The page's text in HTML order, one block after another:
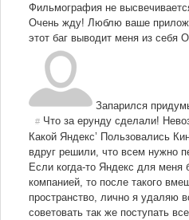
Фильмография не
Очень жду! Люблю ваше
этот баг выводит меня из себя
Запарился
# Что за ерунду сделали!
Какой Яндекс’ Пользовались
вдруг решили, что всем нужно
Если когда-то Яндекс для меня
компанией, то после такого
пространство, лично я удаляю
советовать так же поступать